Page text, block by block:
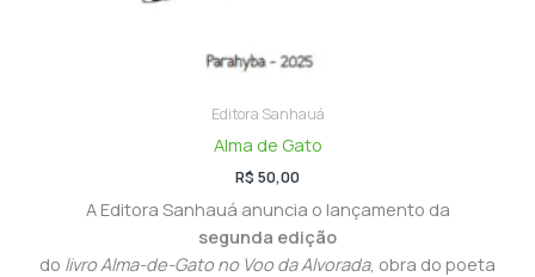
Editora Sanhauá
Alma de Gato
R$ 50,00
A Editora Sanhauá anuncia o lançamento da
segunda edição
do livro Alma-de-Gato no Voo da Alvorada, obra do poeta